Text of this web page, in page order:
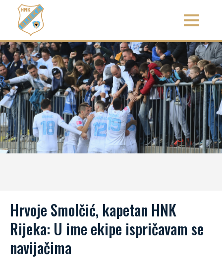
Hrvoje Smolčić, kapetan HNK
Rijeka: U ime ekipe ispričavam se
navijačima